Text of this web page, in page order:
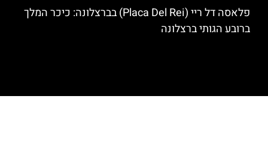
פלאסה דל ריי (Placa Del Rei) בברצלונה: כיכר המלך
ברובע הגותי ברצלונה